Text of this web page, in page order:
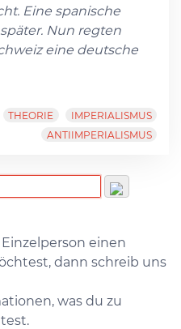
Eine spanische
Nun regten
eine deutsche
THEORIE
IMPERIALISMUS
ANTIIMPERIALISMUS
einen
dann schreib uns
was du zu